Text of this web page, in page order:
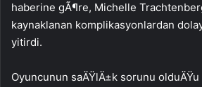
haberine gÃ¶re, Michelle
kaynaklanan komplikasyonlardan
yitirdi.
Oyuncunun saÄŸlÄ±k sorunu